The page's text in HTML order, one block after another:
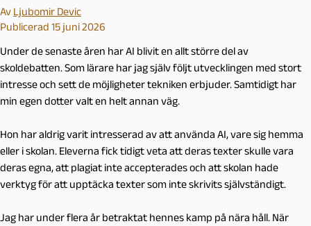
Av Ljubomir Devic
Publicerad 15 juni 2026
Under de senaste åren har AI blivit en allt större del av
skoldebatten. Som lärare har jag själv följt utvecklingen med stort
intresse och sett de möjligheter tekniken erbjuder. Samtidigt har
min egen dotter valt en helt annan väg.
Hon har aldrig varit intresserad av att använda AI, vare sig hemma
eller i skolan. Eleverna fick tidigt veta att deras texter skulle vara
deras egna, att plagiat inte accepterades och att skolan hade
verktyg för att upptäcka texter som inte skrivits självständigt.
Jag har under flera år betraktat hennes kamp på nära håll. När